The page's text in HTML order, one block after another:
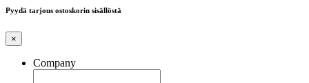
Pyydä tarjous ostoskorin sisällöstä
×
Company